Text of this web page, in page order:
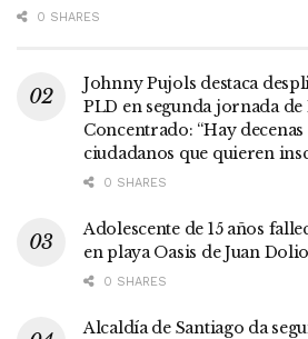
0 SHARES
Johnny Pujols destaca
PLD en segunda jornada de
Concentrado: “Hay
ciudadanos que quieren
0 SHARES
Adolescente de 15 años
en playa Oasis de Juan Dolio
0 SHARES
Alcaldía de Santiago da